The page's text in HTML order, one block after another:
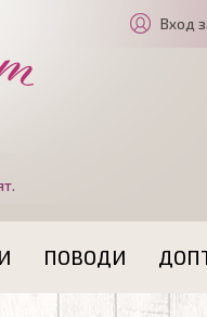
Вход
ПОВОДИ